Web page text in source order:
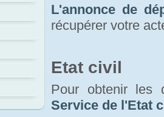
L'annonce de
récupérer votre
Etat civil
Pour obtenir les
Service de l'Etat